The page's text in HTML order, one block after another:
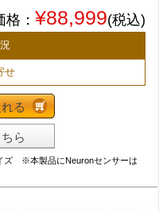
： ¥88,999(税込)
せ
る
ら
ズ ※本製品にNeuronセンサーは